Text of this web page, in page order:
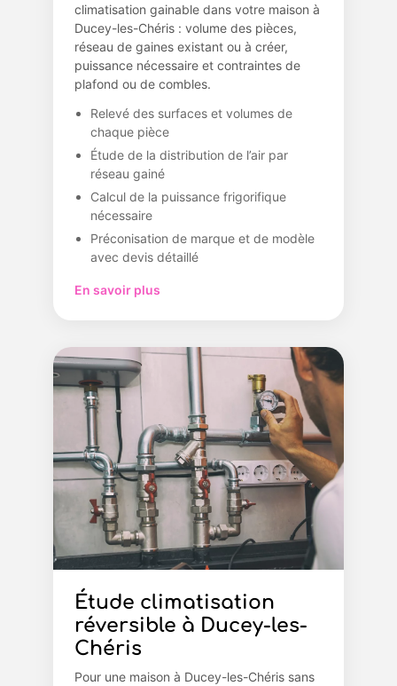
climatisation gainable dans votre maison à
Ducey-les-Chéris : volume des pièces,
réseau de gaines existant ou à créer,
puissance nécessaire et contraintes de
plafond ou de combles.
Relevé des surfaces et volumes de
chaque pièce
Étude de la distribution de l’air par
réseau gainé
Calcul de la puissance frigorifique
nécessaire
Préconisation de marque et de modèle
avec devis détaillé
En savoir plus
Étude climatisation
réversible à Ducey-les-
Chéris
Pour une maison à Ducey-les-Chéris sans